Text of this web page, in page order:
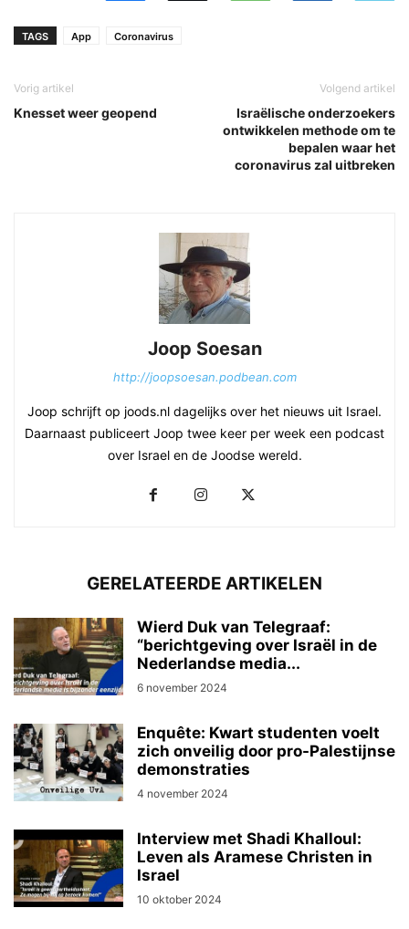
TAGS App Coronavirus
Vorig artikel
Knesset weer geopend
Volgend artikel
Israëlische onderzoekers
ontwikkelen methode om te
bepalen waar het
coronavirus zal uitbreken
Joop Soesan
http://joopsoesan.podbean.com
Joop schrijft op joods.nl dagelijks over het nieuws uit Israel.
Daarnaast publiceert Joop twee keer per week een podcast
over Israel en de Joodse wereld.
GERELATEERDE ARTIKELEN
Wierd Duk van Telegraaf:
“berichtgeving over Israël in de
Nederlandse media...
6 november 2024
Enquête: Kwart studenten voelt
zich onveilig door pro-Palestijnse
demonstraties
4 november 2024
Interview met Shadi Khalloul:
Leven als Aramese Christen in
Israel
10 oktober 2024